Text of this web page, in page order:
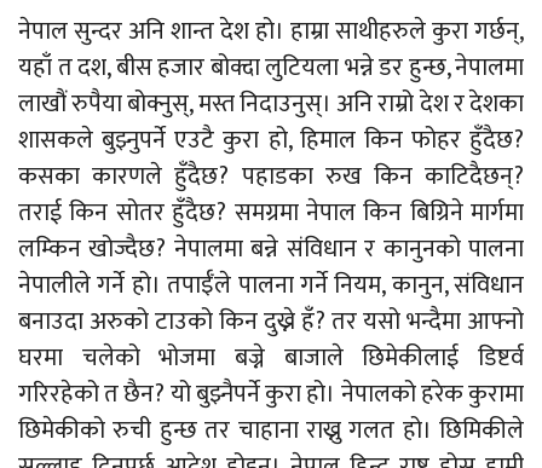
नेपाल सुन्दर अनि शान्त देश हो। हाम्रा साथीहरुले कुरा गर्छन्,
यहाँ त दश, बीस हजार बोक्दा लुटियला भन्ने डर हुन्छ, नेपालमा
लाखौं रुपैया बोक्नुस्, मस्त निदाउनुस्। अनि राम्रो देश र देशका
शासकले बुझ्नुपर्ने एउटै कुरा हो, हिमाल किन फोहर हुँदैछ?
कसका कारणले हुँदैछ? पहाडका रुख किन काटिदैछन्?
तराई किन सोतर हुँदैछ? समग्रमा नेपाल किन बिग्रिने मार्गमा
लम्किन खोज्दैछ? नेपालमा बन्ने संविधान र कानुनको पालना
नेपालीले गर्ने हो। तपाईँले पालना गर्ने नियम, कानुन, संविधान
बनाउदा अरुको टाउको किन दुख्ने हँ? तर यसो भन्दैमा आफ्नो
घरमा चलेको भोजमा बज्ने बाजाले छिमेकीलाई डिष्टर्व
गरिरहेको त छैन? यो बुझ्नैपर्ने कुरा हो। नेपालको हरेक कुरामा
छिमेकीको रुची हुन्छ तर चाहाना राख्नु गलत हो। छिमिकीले